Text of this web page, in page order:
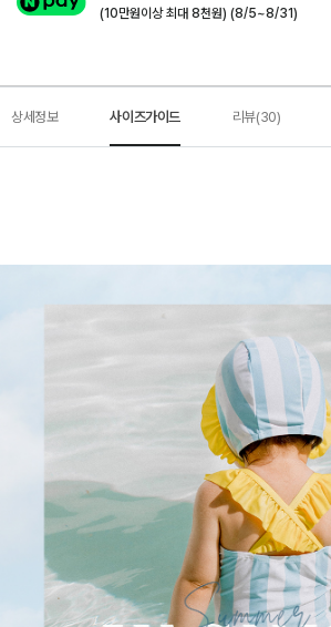
(10만원이상 최대 8천원) (8/5~8/31)
상세정보 사이즈가이드 리뷰(30)